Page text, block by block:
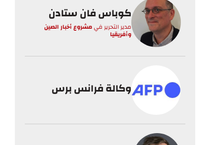
كوباس فان ستادن
مدير التحرير فيمشروع أخبار الصين
وأفريقيا
وكالة فرانس برس